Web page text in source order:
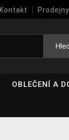
Kontakt Prodejny
OBLEČENÍ A